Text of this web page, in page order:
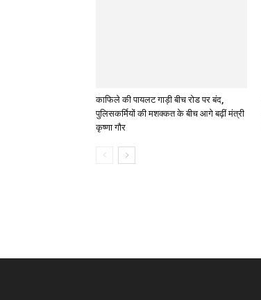
काफिले की पायलट गाड़ी बीच रोड पर बंद,
पुलिसकर्मियों की मशक्कत के बीच आगे बढ़ीं मंत्री
कृष्णा गौर